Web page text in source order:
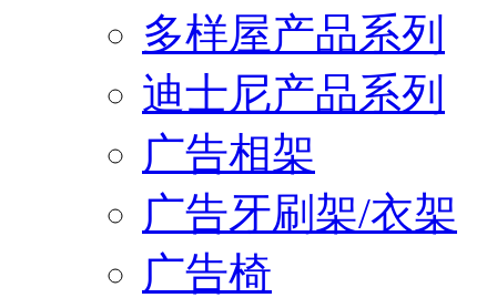
多样屋产品系列
迪士尼产品系列
广告相架
广告牙刷架/衣架
广告椅